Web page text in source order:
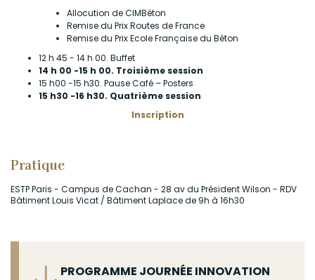
Allocution de CIMBéton
Remise du Prix Routes de France
Remise du Prix Ecole Française du Béton
12 h 45 - 14 h 00. Buffet
14 h 00 -15 h 00. Troisième session
15 h00 -15 h30. Pause Café – Posters
15 h30 -16 h30. Quatrième session
Inscription
Pratique
ESTP Paris - Campus de Cachan - 28 av du Président Wilson - RDV
Bâtiment Louis Vicat / Bâtiment Laplace de 9h à 16h30
FichierPROGRAMME JOURNÉE INNOVATION